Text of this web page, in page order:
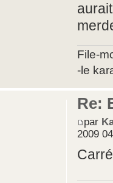
File-
-le
Re:
par
2009